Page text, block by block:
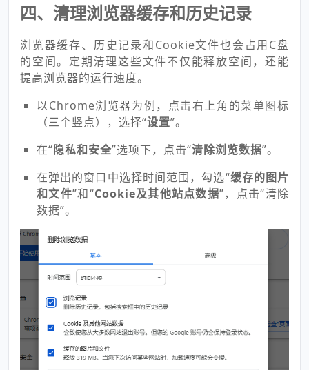
四、清理浏览器缓存和历史记录
浏览器缓存、历史记录和Cookie文件也会占用C盘
的空间。定期清理这些文件不仅能释放空间，还能
提高浏览器的运行速度。
以Chrome浏览器为例，点击右上角的菜单图标
（三个竖点），选择“设置”。
在“隐私和安全”选项下，点击“清除浏览数据”。
在弹出的窗口中选择时间范围，勾选“缓存的图片
和文件”和“Cookie及其他站点数据”，点击“清除
数据”。